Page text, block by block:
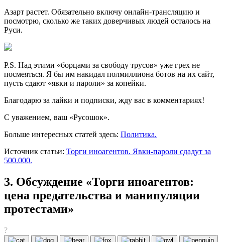
Азарт растет. Обязательно включу онлайн-трансляцию и
посмотрю, сколько же таких доверчивых людей осталось на
Руси.
P.S. Над этими «борцами за свободу трусов» уже грех не
посмеяться. Я бы им накидал полмиллиона ботов на их сайт,
пусть сдают «явки и пароли» за копейки.
Благодарю за лайки и подписки, жду вас в комментариях!
С уважением, ваш «Русошок».
Больше интересных статей здесь: Политика.
Источник статьи: Торги иноагентов. Явки-пароли сдадут за
500.000.
3. Обсуждение «Торги иноагентов:
цена предательства и манипуляции
протестами»
?